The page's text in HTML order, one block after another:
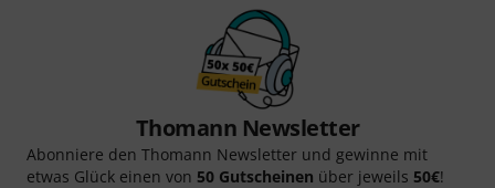
Thomann Newsletter
Abonniere den Thomann Newsletter und gewinne mit
etwas Glück einen von 50 Gutscheinen über jeweils 50€!